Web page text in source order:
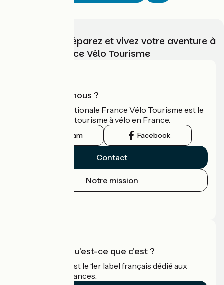
Choisissez, préparez et vivez votre aventure à
vélo avec France Vélo Tourisme
Qui sommes-nous ?
L'association nationale France Vélo Tourisme est le
guide officiel du tourisme à vélo en France.
Instagram Facebook
Contact
Notre mission
Accueil Vélo qu'est-ce que c'est ?
Accueil Vélo c'est le 1er label français dédié aux
cyclistes en vacances.